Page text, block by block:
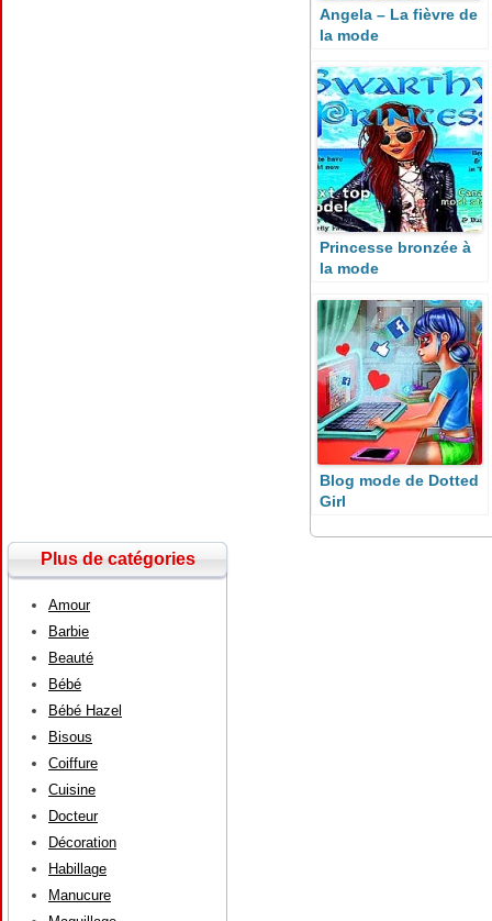
Angela – La fièvre de
la mode
Princesse bronzée à
la mode
Blog mode de Dotted
Girl
Plus de catégories
Amour
Barbie
Beauté
Bébé
Bébé Hazel
Bisous
Coiffure
Cuisine
Docteur
Décoration
Habillage
Manucure